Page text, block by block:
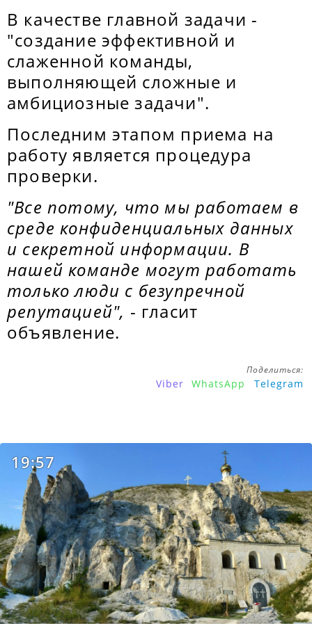
В качестве главной задачи -
"создание эффективной и
слаженной команды,
выполняющей сложные и
амбициозные задачи".
Последним этапом приема на
работу является процедура
проверки.
"Все потому, что мы работаем в
среде конфиденциальных данных
и секретной информации. В
нашей команде могут работать
только люди с безупречной
репутацией", - гласит
объявление.
Поделиться:
Viber WhatsApp Telegram
19:57